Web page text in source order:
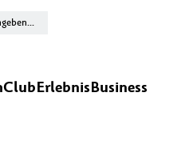
ClubErlebnisBusiness